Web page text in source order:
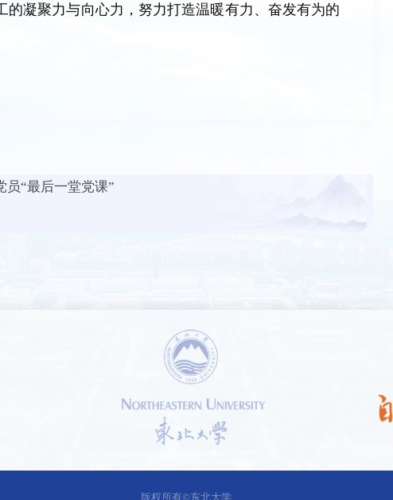
凝聚力与向心力，努力打造温暖有力、奋发有为的
员“最后一堂党课”
版权所有©东北大学